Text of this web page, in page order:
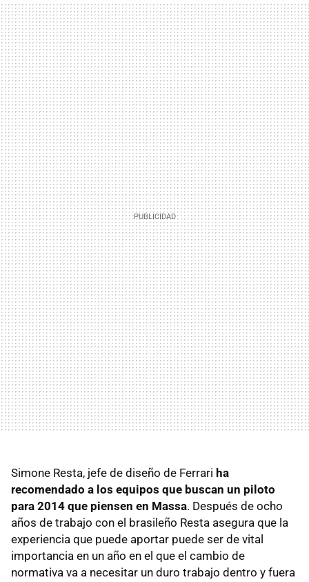
Simone Resta, jefe de diseño de Ferrari ha
recomendado a los equipos que buscan un piloto
para 2014 que piensen en Massa. Después de ocho
años de trabajo con el brasileño Resta asegura que la
experiencia que puede aportar puede ser de vital
importancia en un año en el que el cambio de
normativa va a necesitar un duro trabajo dentro y fuera